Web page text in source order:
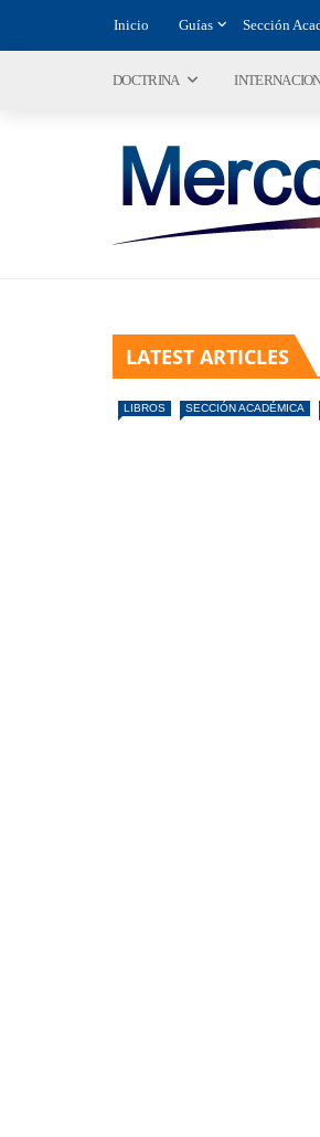
Inicio Guías Sección
DOCTRINA
LATEST ARTICLES
LIBROS SECCIÓN ACADÉMICA